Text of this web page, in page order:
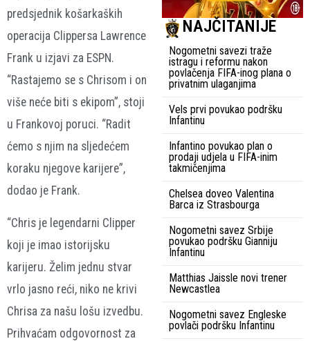
predsjednik košarkaških
operacija Clippersa Lawrence
Frank u izjavi za ESPN.
“Rastajemo se s Chrisom i on
više neće biti s ekipom”, stoji
u Frankovoj poruci. “Radit
ćemo s njim na sljedećem
koraku njegove karijere”,
dodao je Frank.
“Chris je legendarni Clipper
koji je imao istorijsku
karijeru. Želim jednu stvar
vrlo jasno reći, niko ne krivi
Chrisa za našu lošu izvedbu.
Prihvaćam odgovornost za
NAJČITANIJE
Nogometni savezi traže
istragu i reformu nakon
povlačenja FIFA-inog plana o
privatnim ulaganjima
Vels prvi povukao podršku
Infantinu
Infantino povukao plan o
prodaji udjela u FIFA-inim
takmičenjima
Chelsea doveo Valentina
Barca iz Strasbourga
Nogometni savez Srbije
povukao podršku Gianniju
Infantinu
Matthias Jaissle novi trener
Newcastlea
Nogometni savez Engleske
povlači podršku Infantinu